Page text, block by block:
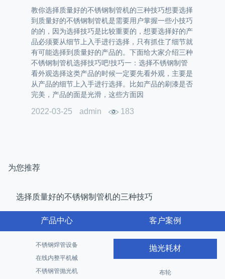
教你选择质量好的不锈钢制管机的三种技巧想要选择
到质量好的不锈钢制管机是需要用户掌握一些小技巧
的的，因为选择技巧是比较重要的，想要选择好的产
品必须要从细节上入手进行选择，只有抓住了细节就
有可能选择到质量好的产品的。下面给大家介绍三种
不锈钢制管机选择技巧吧!技巧一：选择不锈钢制管
看外观选择这类产品的时候一定要先看外观，主要是
从产品的细节上入手进行选择。比如产品的刷漆是否
完美，产品的面是光滑，这些方面因
2022-03-25 admin 183
为您推荐
选择质量好的不锈钢制管机的三种技巧
产品中心
不锈钢焊管设备
在线内整平机械
不锈钢管抛光机
客户案例
抛光耗材
布轮